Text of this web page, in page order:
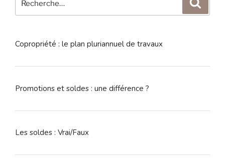
pour
Copropriété : le plan pluriannuel de travaux
Promotions et soldes : une différence ?
Les soldes : Vrai/Faux